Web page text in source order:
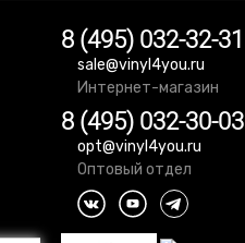
8 (495) 032-32-31
sale@vinyl4you.ru
Интернет-магазин
8 (495) 032-30-03
opt@vinyl4you.ru
Оптовый отдел